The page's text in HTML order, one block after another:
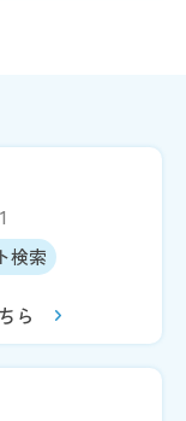
検索
ら